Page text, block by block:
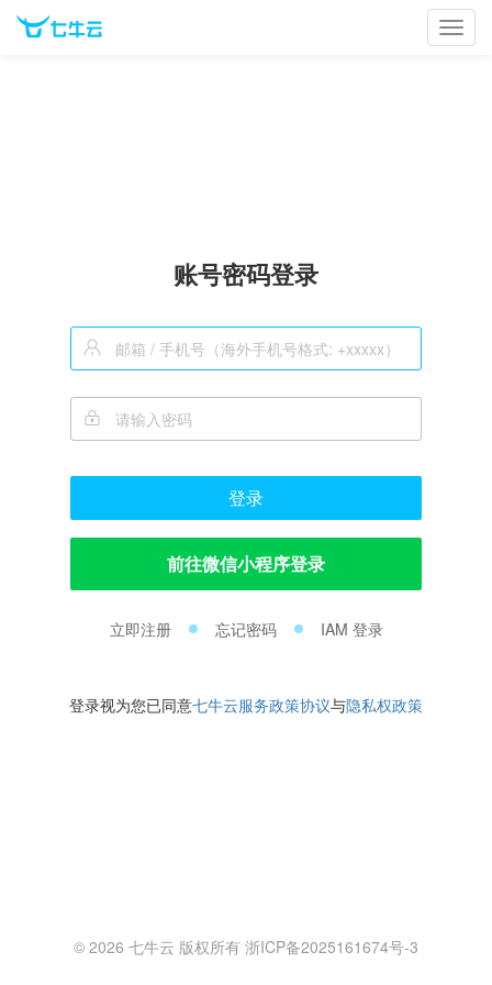
账号密码登录
登录
前往微信小程序登录
立即注册 忘记密码 IAM 登录
登录视为您已同意七牛云服务政策协议与隐私权政策
© 2026 七牛云 版权所有 浙ICP备2025161674号-3